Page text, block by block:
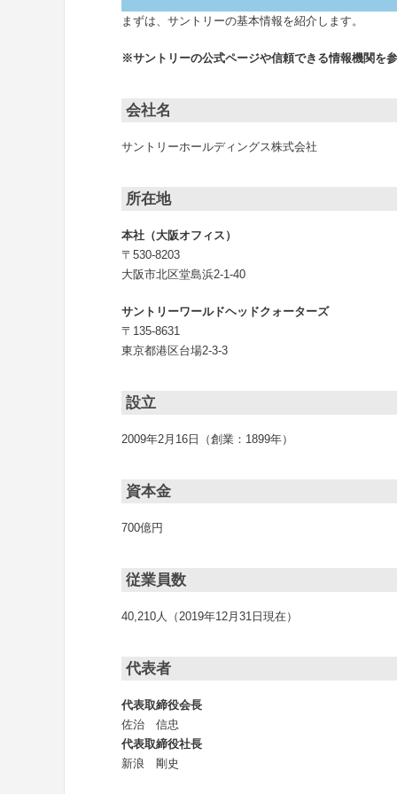
まずは、サントリーの基本情報を紹介します。
※サントリーの公式ページや信頼できる情報機関を
会社名
サントリーホールディングス株式会社
所在地
本社（大阪オフィス）
〒530-8203
大阪市北区堂島浜2-1-40
サントリーワールドヘッドクォーターズ
〒135-8631
東京都港区台場2-3-3
設立
2009年2月16日（創業：1899年）
資本金
700億円
従業員数
40,210人（2019年12月31日現在）
代表者
代表取締役会長
佐治 信忠
代表取締役社長
新浪 剛史